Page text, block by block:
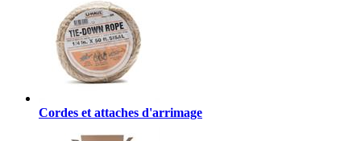
Cordes et attaches d'arrimage